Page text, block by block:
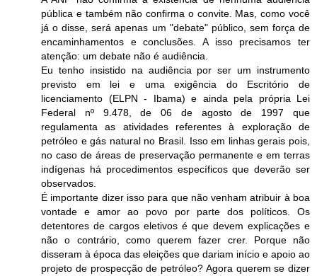
pública e também não confirma o convite. Mas, como você
já o disse, será apenas um "debate" público, sem força de
encaminhamentos e conclusões. A isso precisamos ter
atenção: um debate não é audiência.
Eu tenho insistido na audiência por ser um instrumento
previsto em lei e uma exigência do Escritório de
licenciamento (ELPN - Ibama) e ainda pela própria Lei
Federal nº 9.478, de 06 de agosto de 1997 que
regulamenta as atividades referentes à exploração de
petróleo e gás natural no Brasil. Isso em linhas gerais pois,
no caso de áreas de preservação permanente e em terras
indígenas há procedimentos específicos que deverão ser
observados.
É importante dizer isso para que não venham atribuir à boa
vontade e amor ao povo por parte dos políticos. Os
detentores de cargos eletivos é que devem explicações e
não o contrário, como querem fazer crer. Porque não
disseram à época das eleições que dariam início e apoio ao
projeto de prospecção de petróleo? Agora querem se dizer